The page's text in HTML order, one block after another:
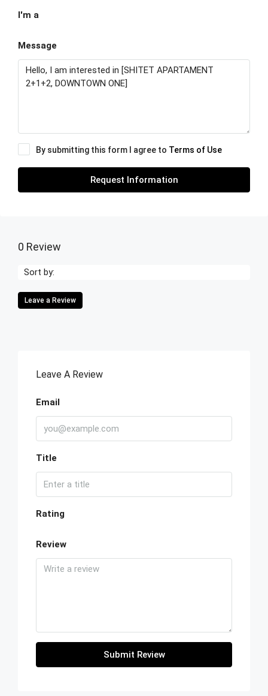
I'm a
Message
By submitting this form I agree to Terms of Use
Request Information
0 Review
Sort by:
Leave a Review
Leave A Review
Email
Title
Rating
Review
Submit Review